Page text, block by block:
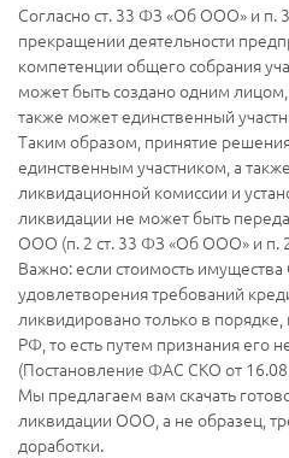
Согласно ст. 33 ФЗ «Об ООО» и п.
прекращении деятельности
компетенции общего собрания
может быть создано одним лицом,
также может единственный
Таким образом, принятие
единственным участником, а
ликвидационной комиссии и
ликвидации не может быть
ООО (п. 2 ст. 33 ФЗ «Об ООО» и п.
Важно: если стоимость
удовлетворения требований
ликвидировано только в
РФ, то есть путем признания его
(Постановление ФАС СКО от
Мы предлагаем вам скачать
ликвидации ООО, а не образец,
доработки.